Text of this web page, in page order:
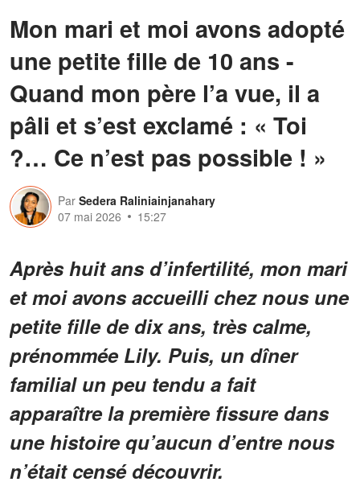
Mon mari et moi avons adopté
une petite fille de 10 ans -
Quand mon père l’a vue, il a
pâli et s’est exclamé : « Toi
?… Ce n’est pas possible ! »
Par Sedera Raliniainjanahary
07 mai 2026
15:27
Après huit ans d’infertilité, mon mari
et moi avons accueilli chez nous une
petite fille de dix ans, très calme,
prénommée Lily. Puis, un dîner
familial un peu tendu a fait
apparaître la première fissure dans
une histoire qu’aucun d’entre nous
n’était censé découvrir.